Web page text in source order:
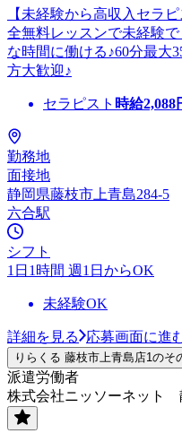
【未経験から高収入セラ
全無料レッスンで未経験
な時間に働ける♪60分最大
方大歓迎♪
セラピスト 時給2,088
勤務地
面接地
静岡県藤枝市上青島284-5
六合駅
シフト
1日1時間 週1日からOK
未経験OK
詳細を見る 応募画面に進
りらくる 藤枝市上青島店1のそ
派遣労働者
株式会社ニッソーネット